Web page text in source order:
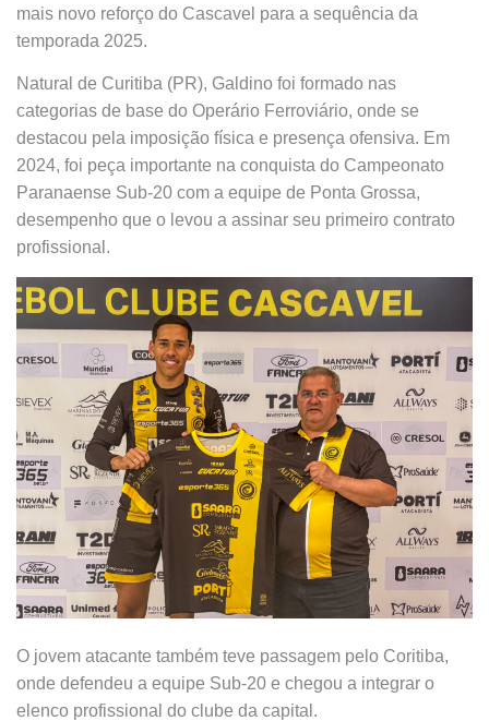
mais novo reforço do Cascavel para a sequência da
temporada 2025.
Natural de Curitiba (PR), Galdino foi formado nas
categorias de base do Operário Ferroviário, onde se
destacou pela imposição física e presença ofensiva. Em
2024, foi peça importante na conquista do Campeonato
Paranaense Sub-20 com a equipe de Ponta Grossa,
desempenho que o levou a assinar seu primeiro contrato
profissional.
O jovem atacante também teve passagem pelo Coritiba,
onde defendeu a equipe Sub-20 e chegou a integrar o
elenco profissional do clube da capital.